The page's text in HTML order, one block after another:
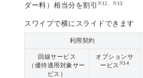
ダー料）相当分を割引
※12、※13
スワイプで横にスライドできます
利用契約
回線サービス
（優待適用対象サー
ビス）
オプションサ
ービス※14